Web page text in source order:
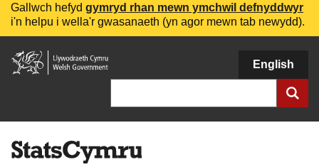
Gallwch hefyd gymryd rhan mewn ymchwil defnyddwyr
i'n helpu i wella'r gwasanaeth (yn agor mewn tab newydd).
Llywodraeth
Cymru
English